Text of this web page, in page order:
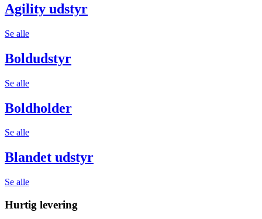
Agility udstyr
Se alle
Boldudstyr
Se alle
Boldholder
Se alle
Blandet udstyr
Se alle
Hurtig levering